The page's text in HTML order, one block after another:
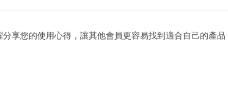
享您的使用心得，讓其他會員更容易找到適合自己的產